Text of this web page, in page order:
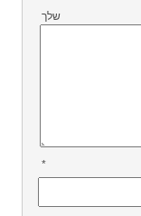
*